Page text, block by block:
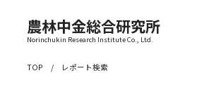
農林中金総合研究所
Norinchukin Research Institute Co., Ltd.
TOP レポート検索